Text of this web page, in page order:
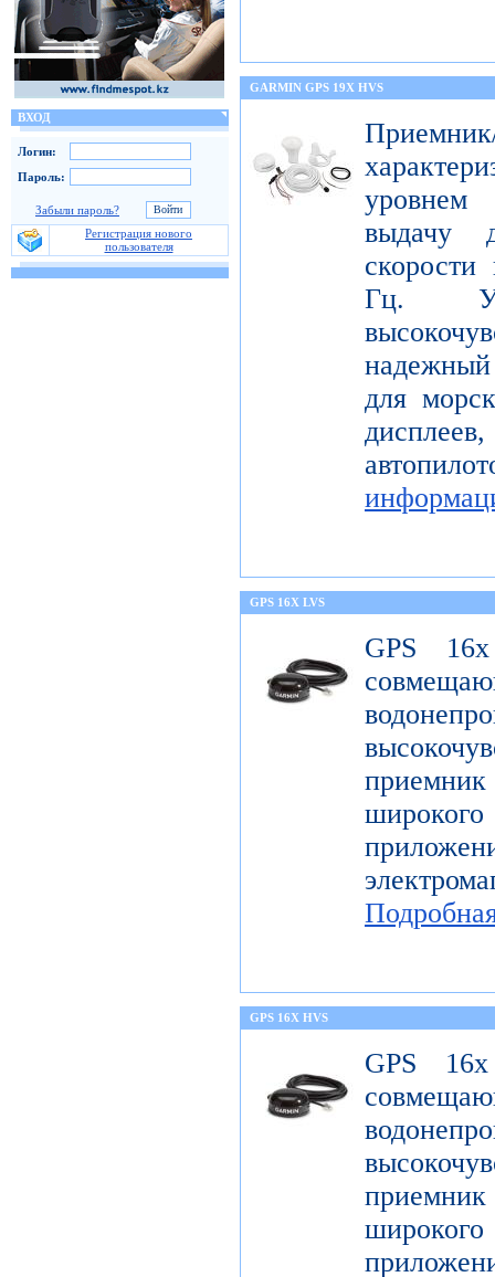
ВХОД
Логин:
Пароль:
Забыли пароль?
Регистрация нового
пользователя
GARMIN GPS 19X HVS
уровнем
выдачу
Гц.
для
GPS 16X LVS
GPS
GPS 16X HVS
GPS